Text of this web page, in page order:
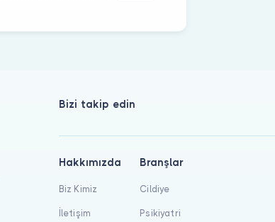
Bizi takip edin
Hakkımızda
Biz Kimiz
İletişim
Branşlar
Cildiye
Psikiyatri